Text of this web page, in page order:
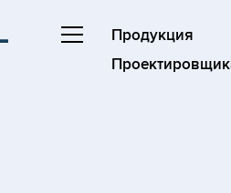
Продукция